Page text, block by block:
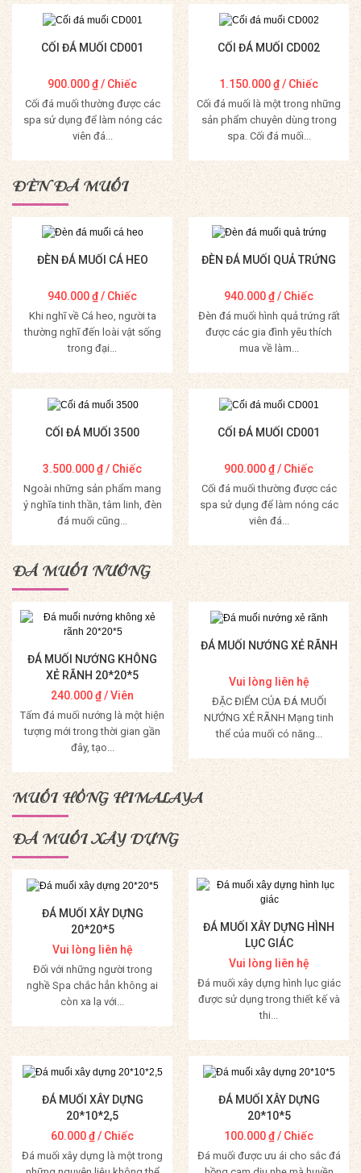
CỐI ĐÁ MUỐI CD001
900.000₫/ Chiếc
Cối đá muối thường được các
spa sử dụng để làm nóng các
viên đá...
Mua Hàng
CỐI ĐÁ MUỐI CD002
1.150.000₫/ Chiếc
Cối đá muối là một trong những
sản phẩm chuyên dùng trong
spa. Cối đá muối...
Mua Hàng
ĐÈN ĐÁ MUỐI
ĐÈN ĐÁ MUỐI CÁ HEO
940.000₫/ Chiếc
Khi nghĩ về Cá heo, người ta
thường nghĩ đến loài vật sống
trong đại...
Mua Hàng
ĐÈN ĐÁ MUỐI QUẢ TRỨNG
940.000₫/ Chiếc
Đèn đá muối hình quả trứng rất
được các gia đình yêu thích
mua về làm...
Mua Hàng
CỐI ĐÁ MUỐI 3500
3.500.000₫/ Chiếc
Ngoài những sản phẩm mang
ý nghĩa tinh thần, tâm linh, đèn
đá muối cũng...
Mua Hàng
CỐI ĐÁ MUỐI CD001
900.000₫/ Chiếc
Cối đá muối thường được các
spa sử dụng để làm nóng các
viên đá...
Mua Hàng
ĐÁ MUỐI NƯỚNG
ĐÁ MUỐI NƯỚNG KHÔNG
XẺ RÃNH 20*20*5
240.000₫/ Viên
Tấm đá muối nướng là một hiện
tượng mới trong thời gian gần
đây, tạo...
Mua Hàng
ĐÁ MUỐI NƯỚNG XẺ RÃNH
Vui lòng liên hệ
ĐẶC ĐIỂM CỦA ĐÁ MUỐI
NƯỚNG XẺ RÃNH Mạng tinh
thể của muối có năng...
Mua Hàng
MUỐI HỒNG HIMALAYA
ĐÁ MUỐI XÂY DỰNG
ĐÁ MUỐI XÂY DỰNG
20*20*5
Vui lòng liên hệ
Đối với những người trong
nghề Spa chắc hẳn không ai
còn xa lạ với...
Mua Hàng
ĐÁ MUỐI XÂY DỰNG HÌNH
LỤC GIÁC
Vui lòng liên hệ
Đá muối xây dựng hình lục giác
được sử dụng trong thiết kế và
thi...
Mua Hàng
ĐÁ MUỐI XÂY DỰNG
20*10*2,5
60.000₫/ Chiếc
Đá muối xây dựng là một trong
ĐÁ MUỐI XÂY DỰNG
20*10*5
100.000₫/ Chiếc
Đá muối được ưu ái cho sắc đá